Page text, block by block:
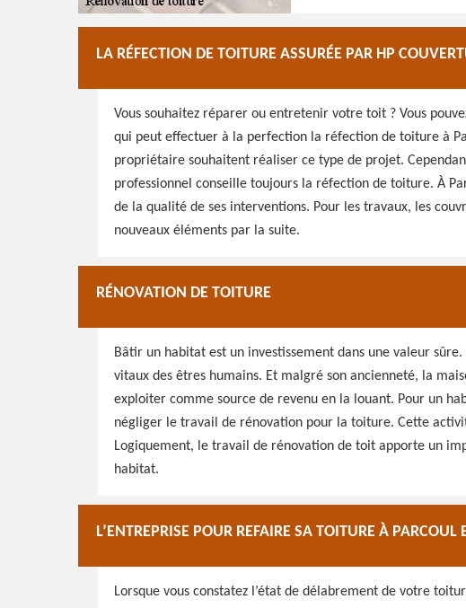
LA RÉFECTION DE TOITURE ASSURÉE PAR HP
Vous souhaitez réparer ou entretenir votre toit ? Vous
qui peut effectuer à la perfection la réfection de toiture à
propriétaire souhaitent réaliser ce type de projet.
professionnel conseille toujours la réfection de toiture. À
de la qualité de ses interventions. Pour les travaux, les
nouveaux éléments par la suite.
RÉNOVATION DE TOITURE
Bâtir un habitat est un investissement dans une valeur
vitaux des êtres humains. Et malgré son ancienneté, la
exploiter comme source de revenu en la louant. Pour un
négliger le travail de rénovation pour la toiture. Cette
Logiquement, le travail de rénovation de toit apporte un
habitat.
L’ENTREPRISE POUR REFAIRE SA TOITURE À PARCOUL
Lorsque vous constatez l’état de délabrement de votre